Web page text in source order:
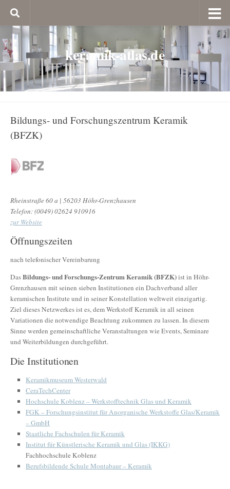
keramik-atlas.de
Bildungs- und Forschungszentrum Keramik
(BFZK)
Rheinstraße 60 a | 56203 Höhr-Grenzhausen
Telefon: (0049) 02624 910916
zur Website
Öffnungszeiten
nach telefonischer Vereinbarung
DasBildungs- und Forschungs-Zentrum Keramik (BFZK)ist in Höhr-
Grenzhausen mit seinen sieben Institutionen ein Dachverband aller
keramischen Institute und in seiner Konstellation weltweit einzigartig.
Ziel dieses Netzwerkes ist es, dem Werkstoff Keramik in all seinen
Variationen die notwendige Beachtung zukommen zu lassen. In diesem
Sinne werden gemeinschaftliche Veranstaltungen wie Events, Seminare
und Weiterbildungen durchgeführt.
Die Institutionen
Keramikmuseum Westerwald
CeraTechCenter
Hochschule Koblenz – Werkstofftechnik Glas und Keramik
FGK – Forschungsinstitut für Anorganische Werkstoffe Glas/Keramik
– GmbH
Staatliche Fachschulen für Keramik
Institut für Künstlerische Keramik und Glas (IKKG)
Fachhochschule Koblenz
Berufsbildende Schule Montabaur – Keramik